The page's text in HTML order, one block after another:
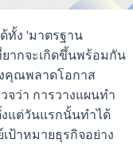
ทั้ง 'มาตรฐาน
ากจะเกิดขึ้นพร้อมกัน
คุณพลาดโอกาส
ว่า การวางแผนทำ
แต่วันแรกนั้นทำได้
ป้าหมายธุรกิจอย่าง